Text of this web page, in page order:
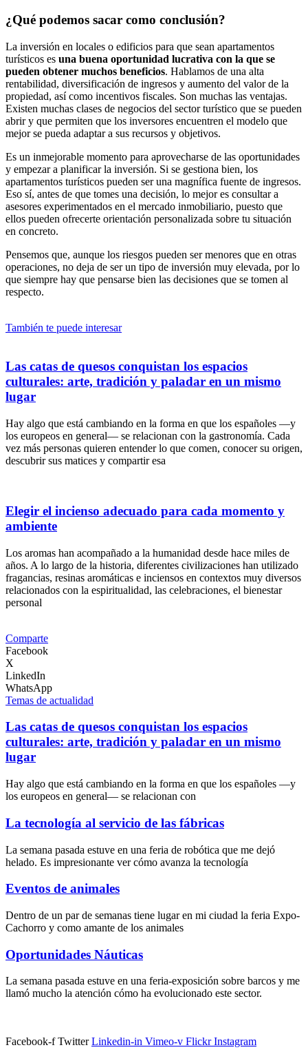
¿Qué podemos sacar como conclusión?
La inversión en locales o edificios para que sean apartamentos
turísticos es una buena oportunidad lucrativa con la que se
pueden obtener muchos beneficios. Hablamos de una alta
rentabilidad, diversificación de ingresos y aumento del valor de la
propiedad, así como incentivos fiscales. Son muchas las ventajas.
Existen muchas clases de negocios del sector turístico que se pueden
abrir y que permiten que los inversores encuentren el modelo que
mejor se pueda adaptar a sus recursos y objetivos.
Es un inmejorable momento para aprovecharse de las oportunidades
y empezar a planificar la inversión. Si se gestiona bien, los
apartamentos turísticos pueden ser una magnífica fuente de ingresos.
Eso sí, antes de que tomes una decisión, lo mejor es consultar a
asesores experimentados en el mercado inmobiliario, puesto que
ellos pueden ofrecerte orientación personalizada sobre tu situación
en concreto.
Pensemos que, aunque los riesgos pueden ser menores que en otras
operaciones, no deja de ser un tipo de inversión muy elevada, por lo
que siempre hay que pensarse bien las decisiones que se tomen al
respecto.
También te puede interesar
Las catas de quesos conquistan los espacios
culturales: arte, tradición y paladar en un mismo
lugar
Hay algo que está cambiando en la forma en que los españoles —y
los europeos en general— se relacionan con la gastronomía. Cada
vez más personas quieren entender lo que comen, conocer su origen,
descubrir sus matices y compartir esa
Elegir el incienso adecuado para cada momento y
ambiente
Los aromas han acompañado a la humanidad desde hace miles de
años. A lo largo de la historia, diferentes civilizaciones han utilizado
fragancias, resinas aromáticas e inciensos en contextos muy diversos
relacionados con la espiritualidad, las celebraciones, el bienestar
personal
Comparte
Facebook
X
LinkedIn
WhatsApp
Temas de actualidad
Las catas de quesos conquistan los espacios
culturales: arte, tradición y paladar en un mismo
lugar
Hay algo que está cambiando en la forma en que los españoles —y
los europeos en general— se relacionan con
La tecnología al servicio de las fábricas
La semana pasada estuve en una feria de robótica que me dejó
helado. Es impresionante ver cómo avanza la tecnología
Eventos de animales
Dentro de un par de semanas tiene lugar en mi ciudad la feria Expo-
Cachorro y como amante de los animales
Oportunidades Náuticas
La semana pasada estuve en una feria-exposición sobre barcos y me
llamó mucho la atención cómo ha evolucionado este sector.
Facebook-f Twitter Linkedin-in Vimeo-v Flickr Instagram